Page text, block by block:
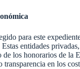
para este
entidades
de los honorarios de
en los